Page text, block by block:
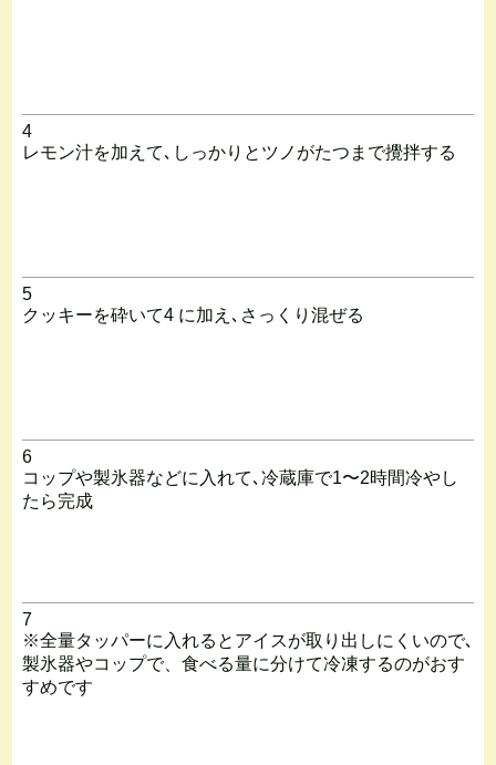
4
レモン汁を加えて､しっかりとツノがたつまで攪拌する
5
クッキーを砕いて4 に加え､さっくり混ぜる
6
コップや製氷器などに入れて､冷蔵庫で1〜2時間冷やし
たら完成
7
※全量タッパーに入れるとアイスが取り出しにくいので､
製氷器やコップで、食べる量に分けて冷凍するのがおす
すめです